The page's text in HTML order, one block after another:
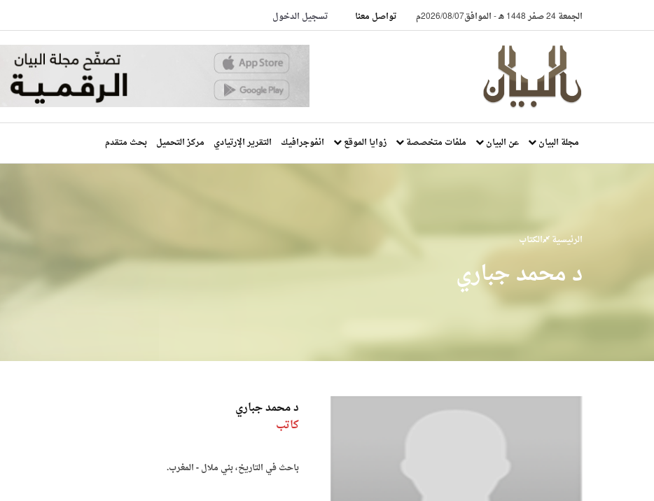
الجمعة 24 صفر 1448 هـ -الموافق2026/08/07م تواصل معنا تسجيل الدخول
مجلة البيان عن البيان ملفات متخصصة زوايا الموقع انفوجرافيك التقرير الإرتيادي مركز التحميل بحث متقدم
الرئيسية الكتاب
د محمد جباري
د محمد جباري
كاتب
باحث في التاريخ، بني ملال - المغرب.